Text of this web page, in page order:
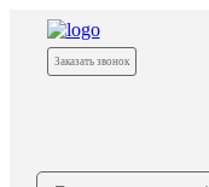
Заказать звонок